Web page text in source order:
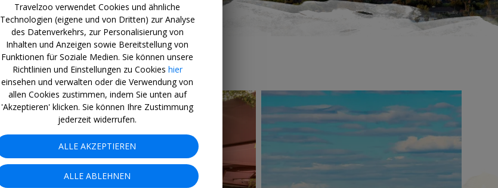
Travelzoo verwendet Cookies und ähnliche
Technologien (eigene und von Dritten) zur Analyse
des Datenverkehrs, zur Personalisierung von
Inhalten und Anzeigen sowie Bereitstellung von
Funktionen für Soziale Medien. Sie können unsere
Richtlinien und Einstellungen zu Cookies hier
einsehen und verwalten oder die Verwendung von
allen Cookies zustimmen, indem Sie unten auf
'Akzeptieren' klicken. Sie können Ihre Zustimmung
jederzeit widerrufen.
ALLE AKZEPTIEREN
ALLE ABLEHNEN